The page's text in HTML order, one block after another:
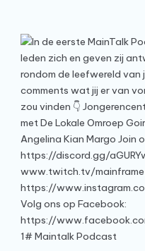
1# Maintalk Podcast